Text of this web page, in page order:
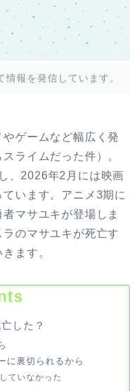
報を発信しています。
ゲームなど幅広く発
ライムだった件）。
、2026年2月には映画
います。アニメ3期に
マサユキが登場しま
のマサユキが死亡す
ます。
した？
に裏切られるから
ていなかった